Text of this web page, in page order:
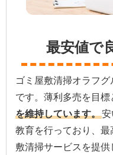
最安値で
ゴミ屋敷清掃オラフ
です。薄利多売を目標
を維持しています。安
教育を行っており、
敷清掃サービスを提供